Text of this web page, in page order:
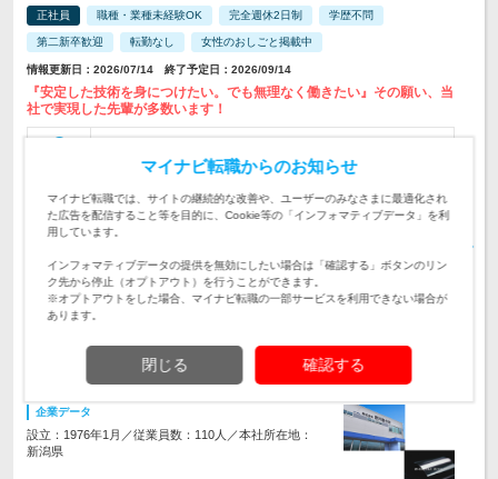
正社員 職種・業種未経験OK 完全週休2日制 学歴不問
第二新卒歓迎 転勤なし 女性のおしごと掲載中
情報更新日：2026/07/14 終了予定日：2026/09/14
『安定した技術を身につけたい。でも無理なく働きたい』その願い、当
社で実現した先輩が多数います！
字東太田959番地1号 【小関工場】…
給与
月給18.5万円～22万円＋各種手当 ※経験・スキル・年齢等に
応じて決定していきます。 ※試用期間3ヶ月あ…
初年度の年収：
仕事内容
【未経験向けの丁寧な研修＆マニュアル完備】■部品作りを支
える「溶接」「塗装」「プレス加工」いずれかを担当します。
★資格支援制度を完備◎
の優良企業で働きたい方、プライベートと両立できる職場を探
している方はぜひ！
企業データ
設立：1976年1月／従業員数：110人／本社所在地：
新潟県
マイナビ転職からのお知らせ
マイナビ転職では、サイトの継続的な改善や、ユーザーのみなさまに最適化され
た広告を配信すること等を目的に、Cookie等の「インフォマティブデータ」を利
用しています。
インフォマティブデータの提供を無効にしたい場合は「確認する」ボタンのリン
ク先から停止（オプトアウト）を行うことができます。
※オプトアウトをした場合、マイナビ転職の一部サービスを利用できない場合が
あります。
閉じる 確認する